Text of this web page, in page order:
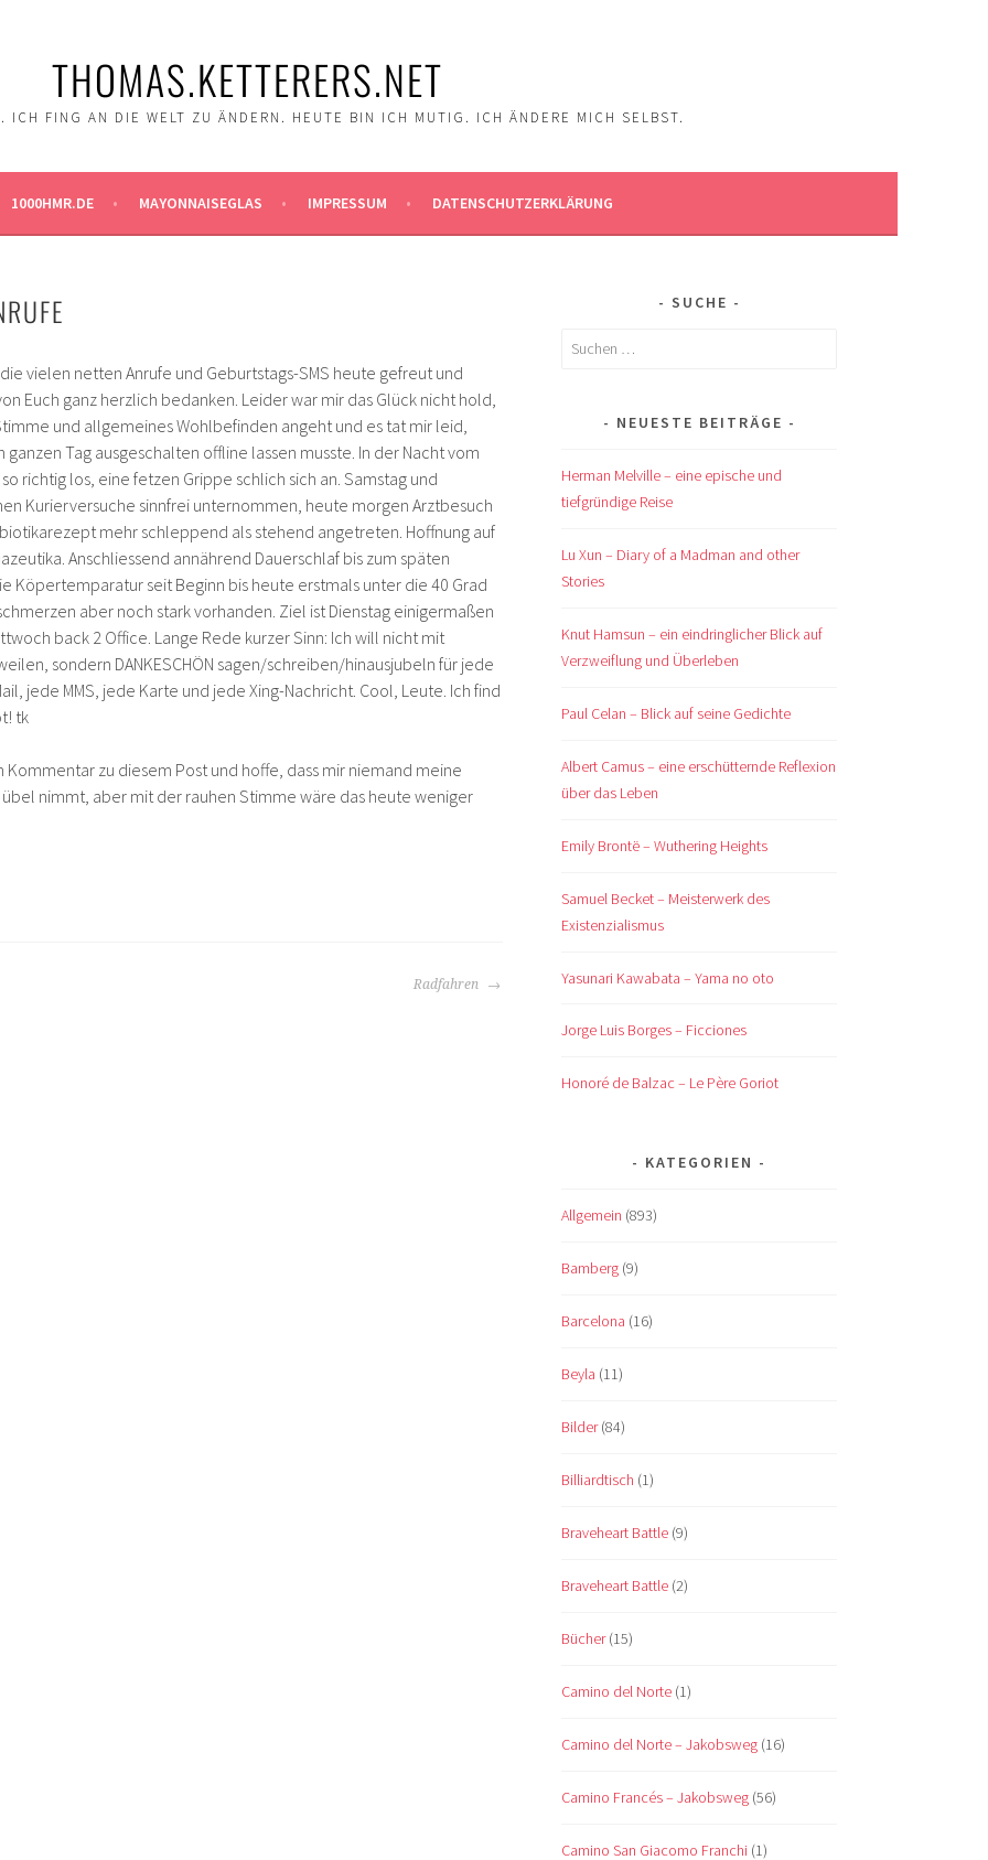
THOMAS.KETTERERS.NET
ICH FING AN DIE WELT ZU ÄNDERN. HEUTE BIN ICH MUTIG. ICH ÄNDERE MICH SELBST.
1000HMR.DE MAYONNAISEGLAS IMPRESSUM DATENSCHUTZERKLÄRUNG
vielen netten Anrufe und Geburtstags-SMS heute gefreut und
Euch ganz herzlich bedanken. Leider war mir das Glück nicht hold,
und allgemeines Wohlbefinden angeht und es tat mir leid,
Tag ausgeschalten offline lassen musste. In der Nacht vom
richtig los, eine fetzen Grippe schlich sich an. Samstag und
Kurierversuche sinnfrei unternommen, heute morgen Arztbesuch
mehr schleppend als stehend angetreten. Hoffnung auf
Anschliessend annährend Dauerschlaf bis zum späten
Köpertemparatur seit Beginn bis heute erstmals unter die 40 Grad
aber noch stark vorhanden. Ziel ist Dienstag einigermaßen
back 2 Office. Lange Rede kurzer Sinn: Ich will nicht mit
sondern DANKESCHÖN sagen/schreiben/hinausjubeln für jede
jede MMS, jede Karte und jede Xing-Nachricht. Cool, Leute. Ich find
tk
Kommentar zu diesem Post und hoffe, dass mir niemand meine
nimmt, aber mit der rauhen Stimme wäre das heute weniger
Radfahren
SUCHE
Suchen
NEUESTE BEITRÄGE
Herman Melville – eine epische und
tiefgründige Reise
Lu Xun – Diary of a Madman and other
Stories
Knut Hamsun – ein eindringlicher Blick auf
Verzweiflung und Überleben
Paul Celan – Blick auf seine Gedichte
Albert Camus – eine erschütternde Reflexion
über das Leben
Emily Brontë – Wuthering Heights
Samuel Becket – Meisterwerk des
Existenzialismus
Yasunari Kawabata – Yama no oto
Jorge Luis Borges – Ficciones
Honoré de Balzac – Le Père Goriot
KATEGORIEN
Allgemein (893)
Bamberg (9)
Barcelona (16)
Beyla (11)
Bilder(84)
Billiardtisch (1)
Braveheart Battle (9)
Braveheart Battle (2)
Bücher(15)
Camino del Norte (1)
Camino del Norte – Jakobsweg (16)
Camino Francés – Jakobsweg (56)
Camino San Giacomo Franchi (1)